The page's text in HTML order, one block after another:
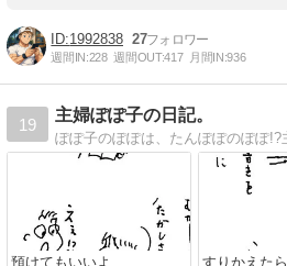
1992838 27
週間IN:228 週間OUT:417 月間IN:936
19
主婦ぽぽ子の日記。